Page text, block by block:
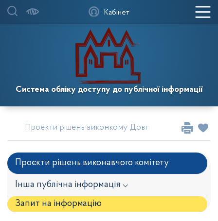
Система обліку доступу до публічної інформації
Кабінет
Проекти рішень виконкому Довгинцівської
Проєкти рішень виконавчого комітету
Інша публічна інформація ⌵
Запит на iнформацію